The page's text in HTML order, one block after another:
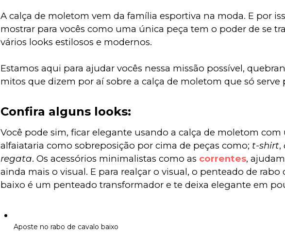
A calça de moletom vem da família esportiva na moda. E por
mostrar para vocês como uma única peça tem o poder de se
vários looks estilosos e modernos.
Estamos aqui para ajudar vocês nessa missão possível,
mitos que dizem por aí sobre a calça de moletom que só serve
Confira alguns looks:
Você pode sim, ficar elegante usando a calça de moletom
alfaiataria como sobreposição por cima de peças como; t-shirt,
regata. Os acessórios minimalistas como as correntes,
ainda mais o visual. E para realçar o visual, o penteado de rabo
baixo é um penteado transformador e te deixa elegante em
Aposte no rabo de cavalo baixo